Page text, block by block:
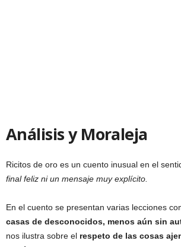
Análisis y Moraleja
Ricitos de oro es un cuento inusual en el
final feliz ni un mensaje muy explícito.
En el cuento se presentan varias lecciones
casas de desconocidos, menos aún sin
nos ilustra sobre el respeto de las cosas